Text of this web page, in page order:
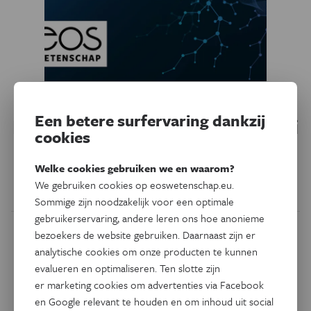
Dino’s broedden lang op hun ei
moderne vogelkuikens, die nochtans rechtstreeks van hen
afstammen.
Een betere surfervaring dankzij
cookies
Welke cookies gebruiken we en waarom?
We gebruiken cookies op eoswetenschap.eu.
Sommige zijn noodzakelijk voor een optimale
gebruikerservaring, andere leren ons hoe anonieme
bezoekers de website gebruiken. Daarnaast zijn er
analytische cookies om onze producten te kunnen
evalueren en optimaliseren. Ten slotte zijn
er marketing cookies om advertenties via Facebook
en Google relevant te houden en om inhoud uit social